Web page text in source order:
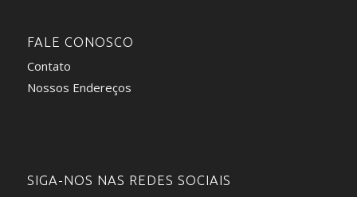
FALE CONOSCO
Contato
Nossos Endereços
SIGA-NOS NAS REDES SOCIAIS